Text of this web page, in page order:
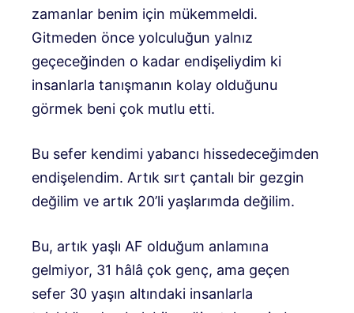
zamanlar benim için mükemmeldi.
Gitmeden önce yolculuğun yalnız
geçeceğinden o kadar endişeliydim ki
insanlarla tanışmanın kolay olduğunu
görmek beni çok mutlu etti.
Bu sefer kendimi yabancı hissedeceğimden
endişelendim. Artık sırt çantalı bir gezgin
değilim ve artık 20’li yaşlarımda değilim.
Bu, artık yaşlı AF olduğum anlamına
gelmiyor, 31 hâlâ çok genç, ama geçen
sefer 30 yaşın altındaki insanlarla